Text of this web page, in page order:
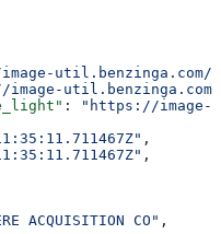
util.benzinga.com/
util.benzinga.com/
:
"https://image-
,
,
ACQUISITION CO" ,